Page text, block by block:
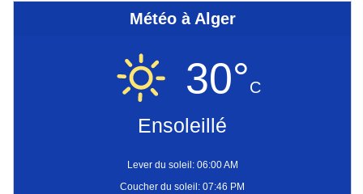
Météo à Alger
30°C
Ensoleillé
Lever du soleil: 06:00 AM
Coucher du soleil: 07:46 PM